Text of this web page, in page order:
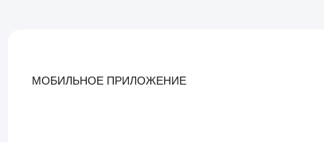
МОБИЛЬНОЕ ПРИЛОЖЕНИЕ